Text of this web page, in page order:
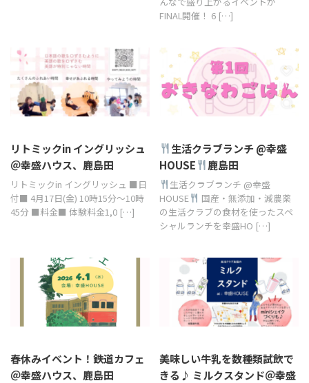
FINAL開催！ 6 […]
リトミックin イングリッシュ
＠幸盛ハウス、鹿島田
リトミックin イングリッシュ ■日
付■ 4月17日(金) 10時15分～10時
45分 ■料金■ 体験料金1,0 […]
生活クラブランチ @幸盛
HOUSE
鹿島田
生活クラブランチ @幸盛
HOUSE
国産・無添加・減農薬
の生活クラブの食材を使ったスペ
シャルランチを幸盛HO […]
春休みイベント！鉄道カフェ
＠幸盛ハウス、鹿島田
美味しい牛乳を数種類試飲で
きる♪ ミルクスタンド＠幸盛